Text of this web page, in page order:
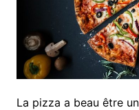
La pizza a beau être